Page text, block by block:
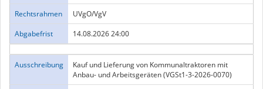
Rechtsrahmen
UVgO/VgV
Abgabefrist
14.08.2026 24:00
Ausschreibung
Kauf und Lieferung von Kommunaltraktoren mit
Anbau- und Arbeitsgeräten (VGSt1-3-2026-0070)